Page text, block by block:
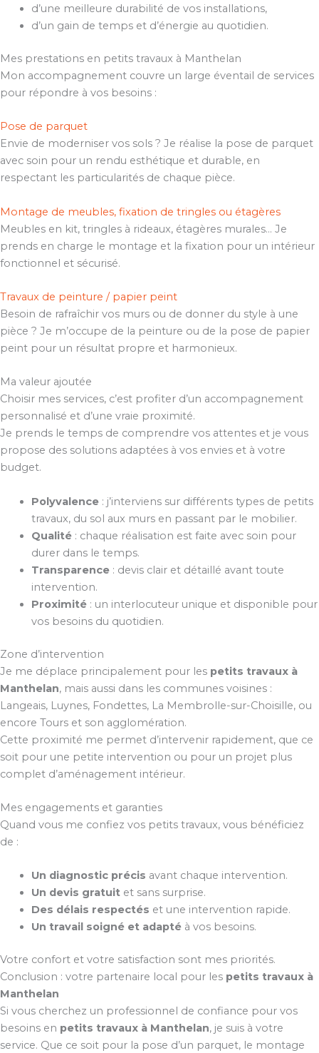
d’une meilleure durabilité de vos installations,
d’un gain de temps et d’énergie au quotidien.
Mes prestations en petits travaux à Manthelan
Mon accompagnement couvre un large éventail de services
pour répondre à vos besoins :
Pose de parquet
Envie de moderniser vos sols ? Je réalise la pose de parquet
avec soin pour un rendu esthétique et durable, en
respectant les particularités de chaque pièce.
Montage de meubles, fixation de tringles ou étagères
Meubles en kit, tringles à rideaux, étagères murales… Je
prends en charge le montage et la fixation pour un intérieur
fonctionnel et sécurisé.
Travaux de peinture / papier peint
Besoin de rafraîchir vos murs ou de donner du style à une
pièce ? Je m’occupe de la peinture ou de la pose de papier
peint pour un résultat propre et harmonieux.
Ma valeur ajoutée
Choisir mes services, c’est profiter d’un accompagnement
personnalisé et d’une vraie proximité.
Je prends le temps de comprendre vos attentes et je vous
propose des solutions adaptées à vos envies et à votre
budget.
Polyvalence: j’interviens sur différents types de petits
travaux, du sol aux murs en passant par le mobilier.
Qualité: chaque réalisation est faite avec soin pour
durer dans le temps.
Transparence: devis clair et détaillé avant toute
intervention.
Proximité: un interlocuteur unique et disponible pour
vos besoins du quotidien.
Zone d’intervention
Je me déplace principalement pour les petits travaux à
Manthelan, mais aussi dans les communes voisines :
Langeais, Luynes, Fondettes, La Membrolle-sur-Choisille, ou
encore Tours et son agglomération.
Cette proximité me permet d’intervenir rapidement, que ce
soit pour une petite intervention ou pour un projet plus
complet d’aménagement intérieur.
Mes engagements et garanties
Quand vous me confiez vos petits travaux, vous bénéficiez
de :
Un diagnostic précis avant chaque intervention.
Un devis gratuitet sans surprise.
Des délais respectés et une intervention rapide.
Un travail soigné et adaptéà vos besoins.
Votre confort et votre satisfaction sont mes priorités.
Conclusion : votre partenaire local pour les petits travaux à
Manthelan
Si vous cherchez un professionnel de confiance pour vos
besoins en petits travaux à Manthelan, je suis à votre
service. Que ce soit pour la pose d’un parquet, le montage